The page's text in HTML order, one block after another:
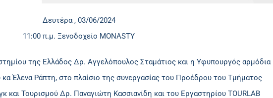
Δευτέρα , 03/06/2024
11:00 π.μ. Ξενοδοχείο ΜΟΝΑSTY
της Ελλάδος Δρ. Αγγελόπουλος Σταμάτιος και η Υφυπουργός αρμόδια
κα Έλενα Ράπτη, στο πλαίσιο της συνεργασίας του Προέδρου του Τμήματος
και Τουρισμού Δρ. Παναγιώτη Κασσιανίδη και του Εργαστηρίου TOURLAB